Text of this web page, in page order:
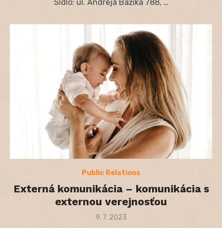
Sídlo: ul. Andreja Bažíka 788, …
Public Relations
Externá komunikácia – komunikácia s
externou verejnosťou
Posted
9. 7. 2023